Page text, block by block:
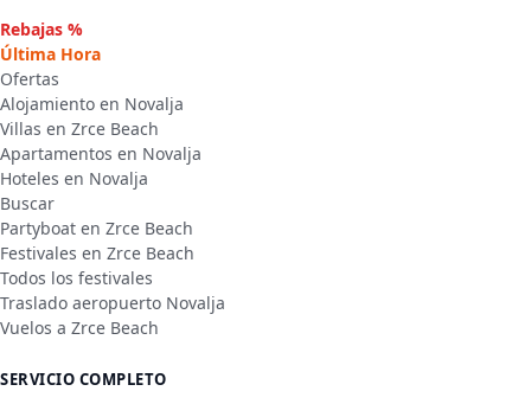
Rebajas %
Última Hora
Ofertas
Alojamiento en Novalja
Villas en Zrce Beach
Apartamentos en Novalja
Hoteles en Novalja
Buscar
Partyboat en Zrce Beach
Festivales en Zrce Beach
Todos los festivales
Traslado aeropuerto Novalja
Vuelos a Zrce Beach
SERVICIO COMPLETO